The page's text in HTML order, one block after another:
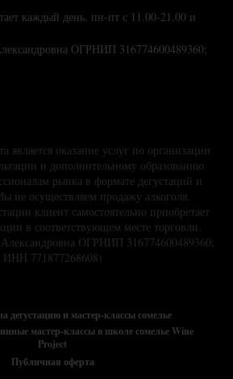
каждый день, пн-пт с 11.00-21.00 и
ОГРНИП 316774600489360;
является оказание услуг по организации
и дополнительному образованию
рынка в формате дегустаций и
не осуществляем продажу алкоголя.
клиент самостоятельно приобретает
в соответствующем месте торговли.
ОГРНИП 316774600489360;
ИНН 771877268608)
дегустацию и мастер-классы сомелье
мастер-классы в школе сомелье Wine
Project
Публичная оферта